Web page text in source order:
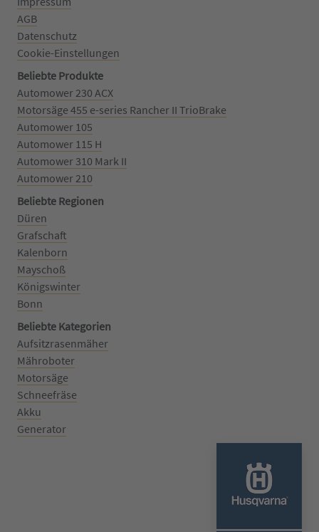
AGB
Datenschutz
Cookie-Einstellungen
Beliebte Produkte
Automower 230 ACX
Motorsäge 455 e-series Rancher II TrioBrake
Automower 105
Automower 115 H
Automower 310 Mark II
Automower 210
Beliebte Regionen
Düren
Grafschaft
Kalenborn
Mayschoß
Königswinter
Bonn
Beliebte Kategorien
Aufsitzrasenmäher
Mähroboter
Motorsäge
Schneefräse
Akku
Generator